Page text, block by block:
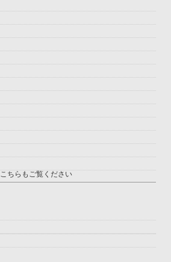
こちらもご覧ください